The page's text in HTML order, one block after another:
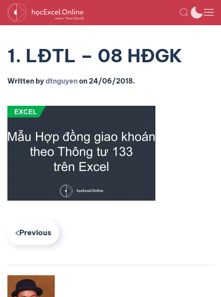
1. LĐTL – 08 HĐGK
Written bydtnguyenon24/06/2018.
Previous